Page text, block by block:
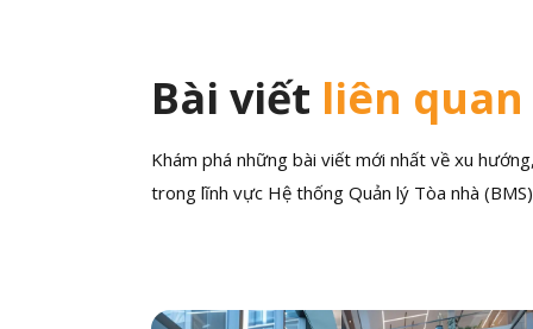
Bài viết liên quan
Khám phá những bài viết mới nhất về xu
trong lĩnh vực Hệ thống Quản lý Tòa nhà